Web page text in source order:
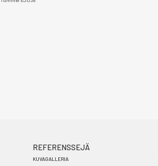
REFERENSSEJÄ
KUVAGALLERIA